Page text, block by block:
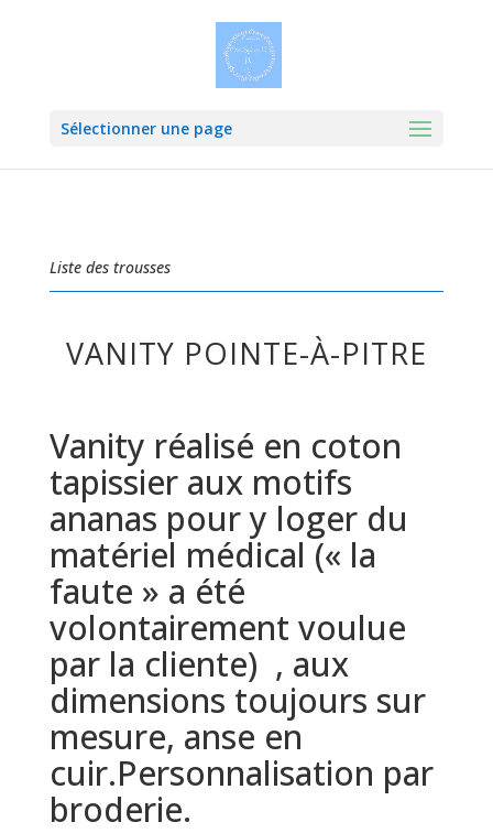
Sélectionner une page
Liste des trousses
VANITY POINTE-À-PITRE
Vanity réalisé en coton
tapissier aux motifs
ananas pour y loger du
matériel médical (« la
faute » a été
volontairement voulue
par la cliente) , aux
dimensions toujours sur
mesure, anse en
cuir.Personnalisation par
broderie.